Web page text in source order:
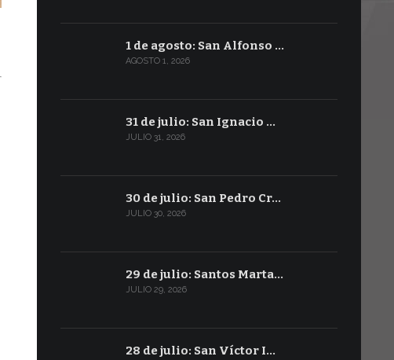
1 de agosto: San Alfonso …
AGOSTO 1, 2026
31 de julio: San Ignacio …
JULIO 31, 2026
30 de julio: San Pedro Cr…
JULIO 30, 2026
29 de julio: Santos Marta…
JULIO 29, 2026
28 de julio: San Víctor I…